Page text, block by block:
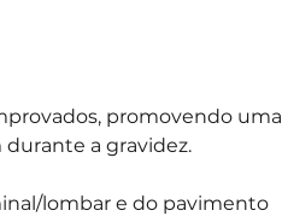
promovendo uma
a gravidez.
lombar e do pavimento